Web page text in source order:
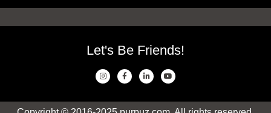
Let's Be Friends!